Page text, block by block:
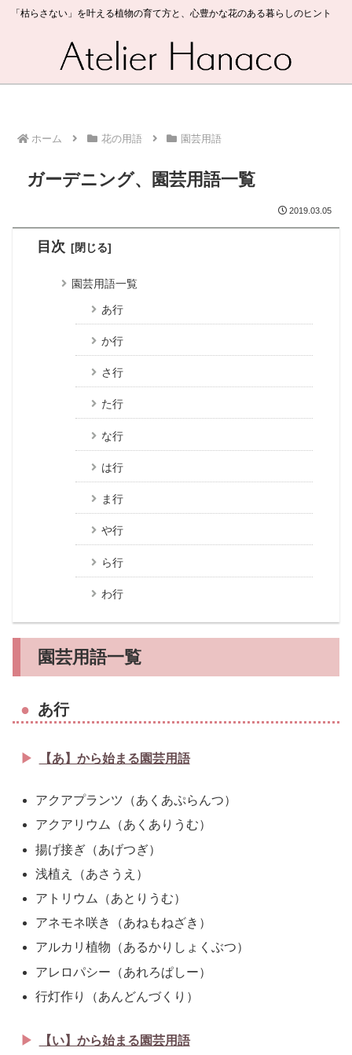
「枯らさない」を叶える植物の育て方と、心豊かな花のある暮らしのヒント
ホーム 花の用語 園芸用語
ガーデニング、園芸用語一覧
2019.03.05
目次
園芸用語一覧
あ行
か行
さ行
た行
な行
は行
ま行
や行
ら行
わ行
園芸用語一覧
あ行
【あ】から始まる園芸用語
アクアプランツ（あくあぷらんつ）
アクアリウム（あくありうむ）
揚げ接ぎ（あげつぎ）
浅植え（あさうえ）
アトリウム（あとりうむ）
アネモネ咲き（あねもねざき）
アルカリ植物（あるかりしょくぶつ）
アレロパシー（あれろぱしー）
行灯作り（あんどんづくり）
【い】から始まる園芸用語